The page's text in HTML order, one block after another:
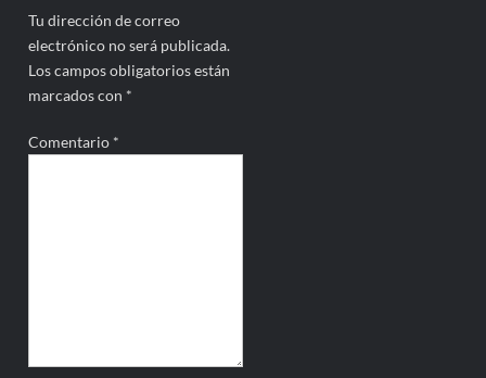
Tu dirección de correo
electrónico no será publicada.
Los campos obligatorios están
marcados con *
Comentario *